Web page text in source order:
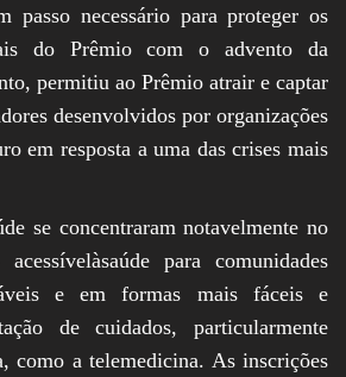
passo necessário para proteger os
do Prêmio com o advento da
permitiu ao Prêmio atrair e captar
desenvolvidos por organizações
em resposta a uma das crises mais
se concentraram notavelmente no
para comunidades
e em formas mais fáceis e
de cuidados, particularmente
como a telemedicina. As inscrições